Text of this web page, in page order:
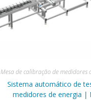
Mesa de calibração de medidores
Sistema automático de
medidores de energia |